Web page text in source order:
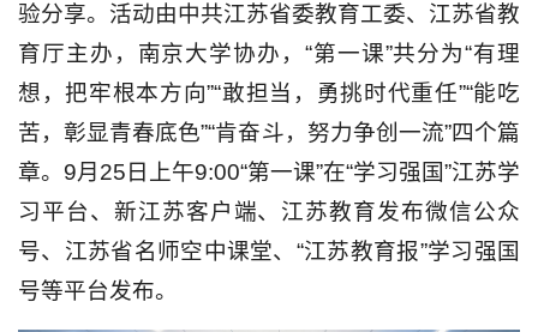
验分享。活动由中共江苏省委教育工委、江苏省教
育厅主办，南京大学协办，“第一课”共分为“有理
想，把牢根本方向”“敢担当，勇挑时代重任”“能吃
苦，彰显青春底色”“肯奋斗，努力争创一流”四个篇
章。9月25日上午9:00“第一课”在“学习强国”江苏学
习平台、新江苏客户端、江苏教育发布微信公众
号、江苏省名师空中课堂、“江苏教育报”学习强国
号等平台发布。